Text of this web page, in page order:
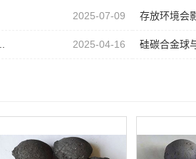
2025-07-09 存放环境会
2025-04-16 硅碳合金球